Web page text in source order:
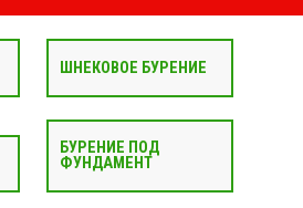
ШНЕКОВОЕ БУРЕНИЕ
БУРЕНИЕ ПОД
ФУНДАМЕНТ